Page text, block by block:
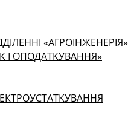
«АГРОІНЖЕНЕРІЯ»
І ОПОДАТКУВАННЯ»